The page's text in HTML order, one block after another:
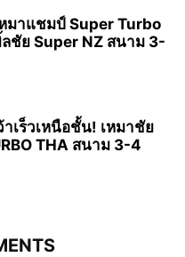
หมาแชมป์ Super Turbo
ลชัย Super NZ สนาม 3-
เร็วเหนือชั้น! เหมาชัย
THA สนาม 3-4